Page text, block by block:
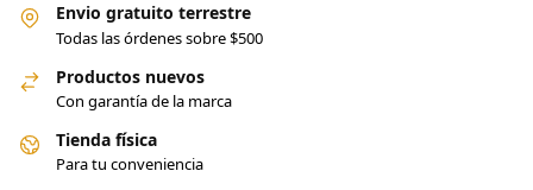
Envio gratuito terrestre
Todas las órdenes sobre $500
Productos nuevos
Con garantía de la marca
Tienda física
Para tu conveniencia